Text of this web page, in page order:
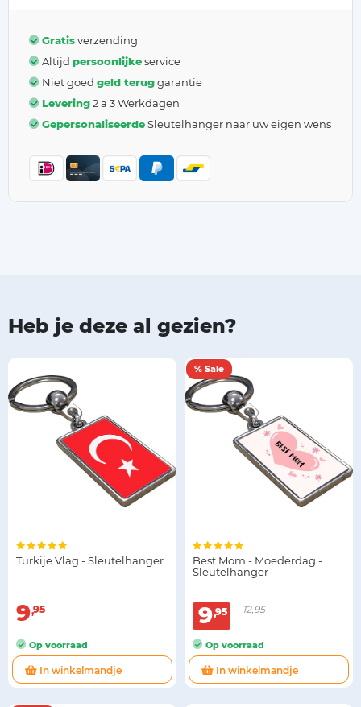
Gratisverzending
Altijd persoonlijkeservice
Niet goed geld teruggarantie
Levering2 a 3 Werkdagen
GepersonaliseerdeSleutelhanger naar uw eigen wens
Heb je deze al gezien?
Turkije Vlag - Sleutelhanger
9 95
Op voorraad
In winkelmandje
% Sale
Best Mom - Moederdag -
Sleutelhanger
9 95 12,95
Op voorraad
In winkelmandje